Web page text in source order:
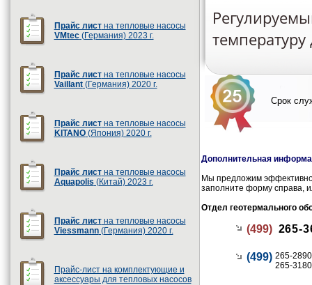
Прайс листна тепловые насосы
VMtec(Германия) 2023 г.
Прайс листна тепловые насосы
Vaillant(Германия) 2020 г.
Прайс листна тепловые насосы
KITANO(Япония) 2020 г.
Прайс листна тепловые насосы
Aquapolis (Китай) 2023 г.
Прайс листна тепловые насосы
Viessmann(Германия) 2020 г.
Прайс-лист на комплектующие и
аксессуары для тепловых насосов
температуру
Срок
Дополнительная
Мы предложим
заполните форму справа,
Отдел геотермального
(499) 265-
(499) 265-2890
265-